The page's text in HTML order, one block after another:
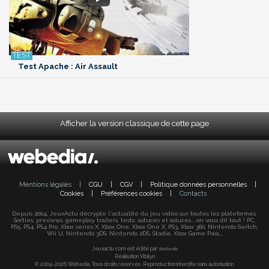
Test Apache : Air Assault
Afficher la version classique de cette page
Mentions légales CGU CGV Politique données personnelles
Cookies
Préférences cookies Contacts
Depuis 2004, JeuxActu décrypte l'actualité du jeu vidéo sur toutes les plateformes.
Sorties, previews, gameplay, trailers, tests, astuces et soluces... on vous dit tout ! PC,
PS5, PS4, PS4 Pro, Xbox series X, Xbox One, Xbox One X, PS3, Xbox 360, Nintendo Switch,
Wii U, Nintendo 3DS, Nintendo 2DS, Stadia, Xbox Game Pass...
Jeuxactu.com est édité par Webedia
Réalisation Vitalyn
© 2004-2026 Webedia. Tous droits réservés. Reproduction interdite sans autorisation.